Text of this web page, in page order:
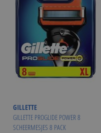
GILLETTE
GILLETTE PROGLIDE POWER 8
SCHEERMESJES 8 PACK